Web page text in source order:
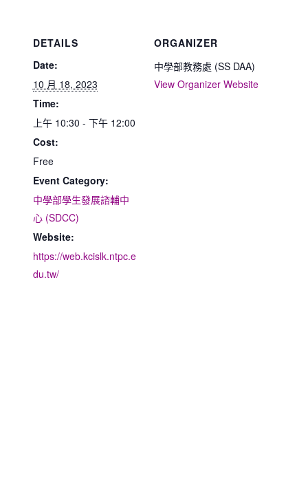
DETAILS
Date:
10 月 18, 2023
Time:
上午 10:30 - 下午 12:00
Cost:
Free
Event Category:
中學部學生發展諮輔中
心 (SDCC)
Website:
https://web.kcislk.ntpc.e
du.tw/
ORGANIZER
中學部教務處 (SS DAA)
View Organizer Website